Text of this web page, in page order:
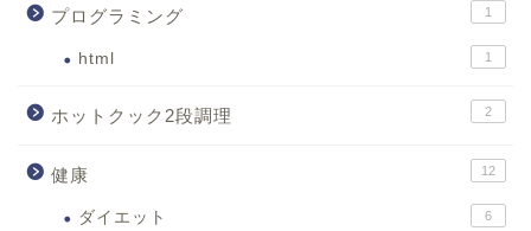
プログラミング 1
html 1
ホットクック2段調理 2
健康 12
ダイエット 6